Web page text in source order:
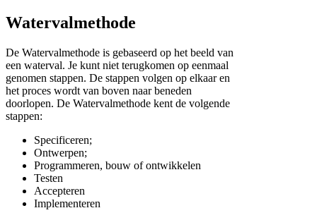
Watervalmethode
De Watervalmethode is gebaseerd op het beeld van
een waterval. Je kunt niet terugkomen op eenmaal
genomen stappen. De stappen volgen op elkaar en
het proces wordt van boven naar beneden
doorlopen. De Watervalmethode kent de volgende
stappen:
Specificeren;
Ontwerpen;
Programmeren, bouw of ontwikkelen
Testen
Accepteren
Implementeren